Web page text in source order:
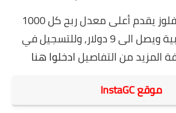
كما ان موقع ادفلوز يقدم أعلى معدل ربح كل 1000
الى 9 دولار, و
للتسجيل في
المزيد من التفاصيلادخلوا هنا
موقع InstaGC